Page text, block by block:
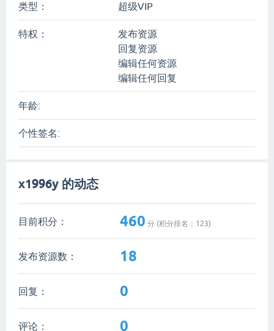
类型： 超级VIP
特权：
发布资源
回复资源
编辑任何资源
编辑任何回复
年龄:
个性签名:
x1996y 的动态
目前积分： 460 分 (积分排名： 123)
发布资源数： 18
回复： 0
评论： 0